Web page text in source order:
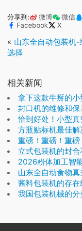
分享到: 微博 微信
Facebook
X
« 山东全自动包装机-
选择
相关新闻
拿下这款牛掰的小型
封口机的维修和保
恰到好处！小型
方瓶贴标机最佳
重磅！重磅！重磅
立式包装机的封
2026粉体加工智能化升级！
山东全自动食物
酱料包装机的存
我国包装机械的